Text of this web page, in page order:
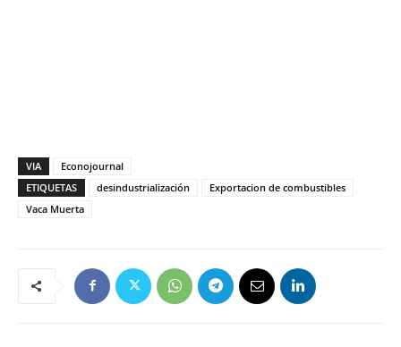
VIA
Econojournal
ETIQUETAS
desindustrialización
Exportacion de combustibles
Vaca Muerta